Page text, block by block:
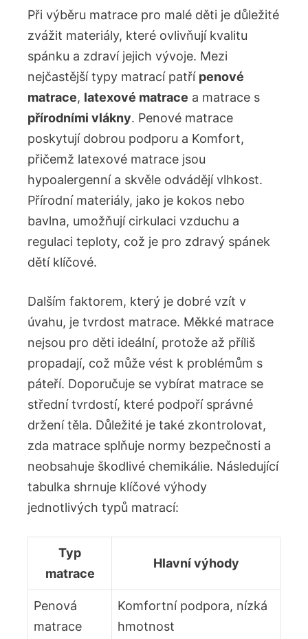
Při výběru matrace pro malé děti je ​důležité
zvážit materiály, které ovlivňují kvalitu
spánku a zdraví jejich vývoje. Mezi
nejčastější typy matrací patří penové
matrace, latexové matrace a matrace s
přírodními vlákny. Penové matrace
poskytují dobrou podporu a Komfort,⁣
přičemž latexové matrace jsou
hypoalergenní a skvěle odvádějí vlhkost.
Přírodní materiály,⁤ jako je kokos nebo
bavlna, umožňují​ cirkulaci⁣ vzduchu a
regulaci teploty, což je pro zdravý spánek
dětí klíčové.
Dalším faktorem, který je dobré ⁢vzít v⁢
úvahu,‍ je tvrdost matrace. Měkké matrace
nejsou pro děti ideální, ​protože až příliš
propadají, což může vést k problémům s
páteří. Doporučuje se vybírat matrace se
střední tvrdostí,‌ které podpoří správné
držení těla. Důležité je také zkontrolovat,
zda matrace splňuje​ normy bezpečnosti a
neobsahuje škodlivé ⁢chemikálie. Následující
tabulka shrnuje klíčové výhody
jednotlivých typů matrací:
Typ
matrace
Hlavní výhody
Penová ​
matrace
Komfortní podpora, nízká
hmotnost